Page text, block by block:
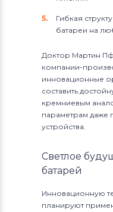
Гибкая
батареи на
Доктор Мартин
компании-
инновационные
составить
кремниевым
параметрам даже
устройства.
Светлое
батарей
Инновационную
планируют